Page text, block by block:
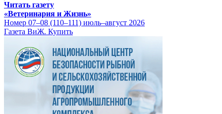
Читать газету
«Ветеринария и Жизнь»
Номер 07–08 (110–111) июль–август 2026
Газета ВиЖ. Купить